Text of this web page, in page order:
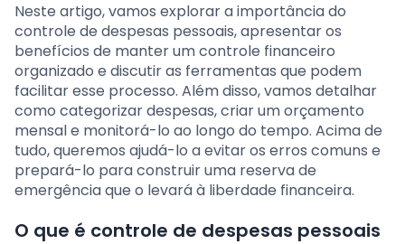
Neste artigo, vamos explorar a importância do
controle de despesas pessoais, apresentar os
benefícios de manter um controle financeiro
organizado e discutir as ferramentas que podem
facilitar esse processo. Além disso, vamos detalhar
como categorizar despesas, criar um orçamento
mensal e monitorá-lo ao longo do tempo. Acima de
tudo, queremos ajudá-lo a evitar os erros comuns e
prepará-lo para construir uma reserva de
emergência que o levará à liberdade financeira.
O que é controle de despesas pessoais